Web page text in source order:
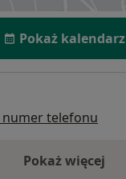
Pokaż kalendarz
numer telefonu
Pokaż więcej
o adresie